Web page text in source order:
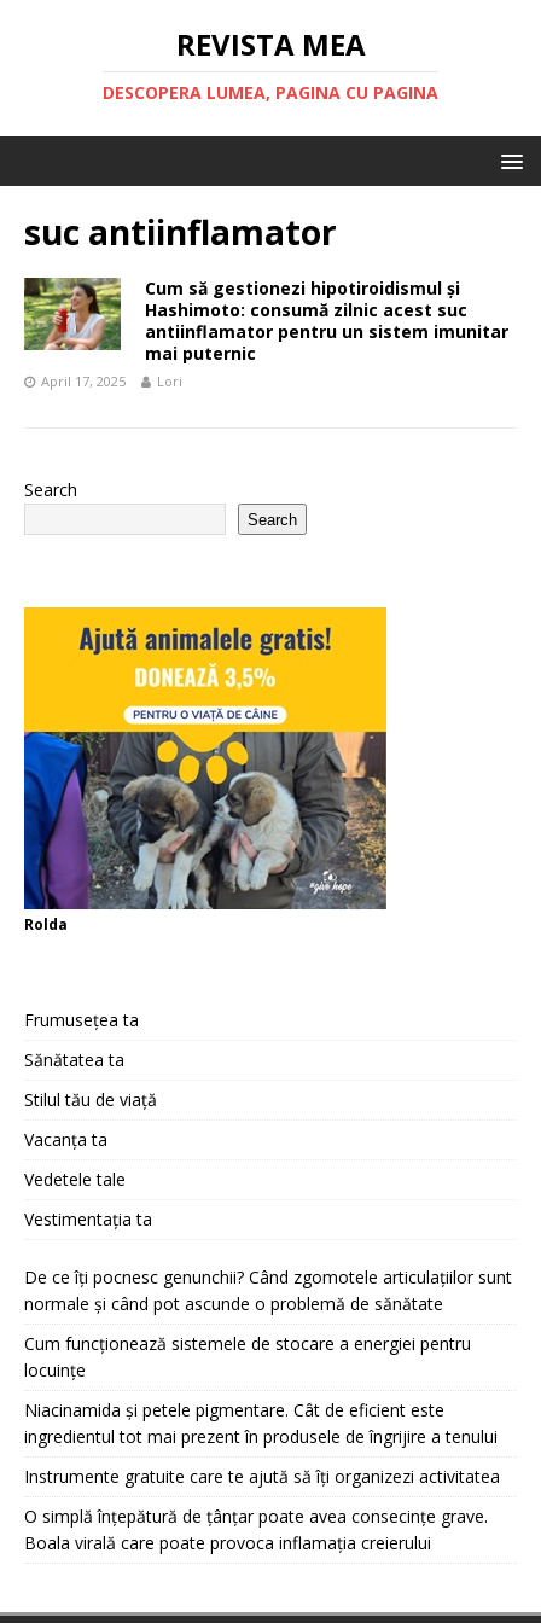
REVISTA MEA
DESCOPERA LUMEA, PAGINA CU PAGINA
suc antiinflamator
Cum să gestionezi hipotiroidismul și
Hashimoto: consumă zilnic acest suc
antiinflamator pentru un sistem imunitar
mai puternic
April 17, 2025 Lori
Search
Search
Rolda
Frumusețea ta
Sănătatea ta
Stilul tău de viață
Vacanța ta
Vedetele tale
Vestimentația ta
De ce îți pocnesc genunchii? Când zgomotele articulațiilor sunt
normale și când pot ascunde o problemă de sănătate
Cum funcționează sistemele de stocare a energiei pentru
locuințe
Niacinamida și petele pigmentare. Cât de eficient este
ingredientul tot mai prezent în produsele de îngrijire a tenului
Instrumente gratuite care te ajută să îți organizezi activitatea
O simplă înțepătură de țânțar poate avea consecințe grave.
Boala virală care poate provoca inflamația creierului